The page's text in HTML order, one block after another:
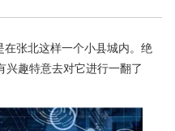
在张北这样一个小县城内。绝
兴趣特意去对它进行一翻了